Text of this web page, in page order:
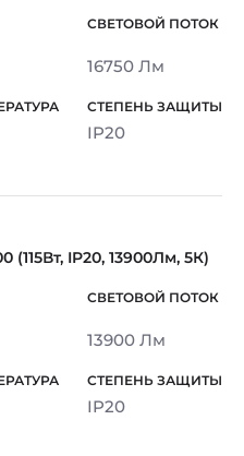
16750 Лм
IP20
(115Вт, IP20, 13900Лм, 5К)
13900 Лм
IP20